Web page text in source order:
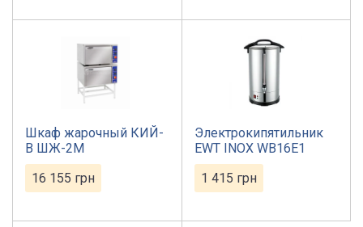
Шкаф жарочный КИЙ-
В ШЖ-2М
16 155 грн
Электрокипятильник
EWT INOX WB16E1
1 415 грн